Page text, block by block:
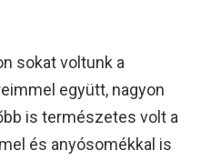
sokat voltunk a
együtt, nagyon
is természetes volt a
és anyósomékkal is